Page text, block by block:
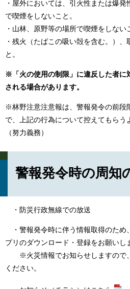
・屋外においては、引火性または爆
で喫煙をしないこと。
・山林、原野等の場所で喫煙をしない
・残火（たばこの吸い殻を含む。）、
と。
※「火の使用の制限」に違反した者に
される場合があります。
※林野注意注意報は、警報発令の前段
で、上記の行為について控えてもらう
（努力義務）
警報発令時の周知
・防災行政無線での放送
・警報発令時に伴う情報取得のため
プリのダウンロード・登録をお願いし
※火災情報でお知らせしますので
ください。